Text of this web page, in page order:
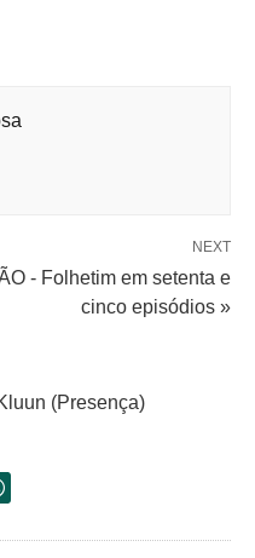
NEXT
- Folhetim em setenta e
cinco episódios »
(Presença)